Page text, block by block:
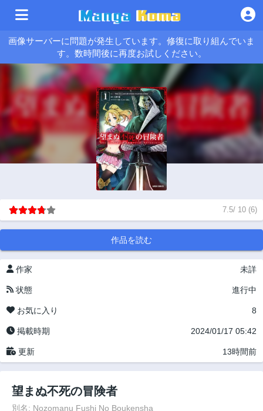
画像サーバーに問題が発生しています。修復に取り組んでいま
す。数時間後に再度お試しください。
7.5/ 10 (6)
作品を読む
作家 未詳
状態 進行中
お気に入り 8
掲載時期 2024/01/17 05:42
更新 13時間前
望まぬ不死の冒険者
別名: Nozomanu Fushi No Boukensha